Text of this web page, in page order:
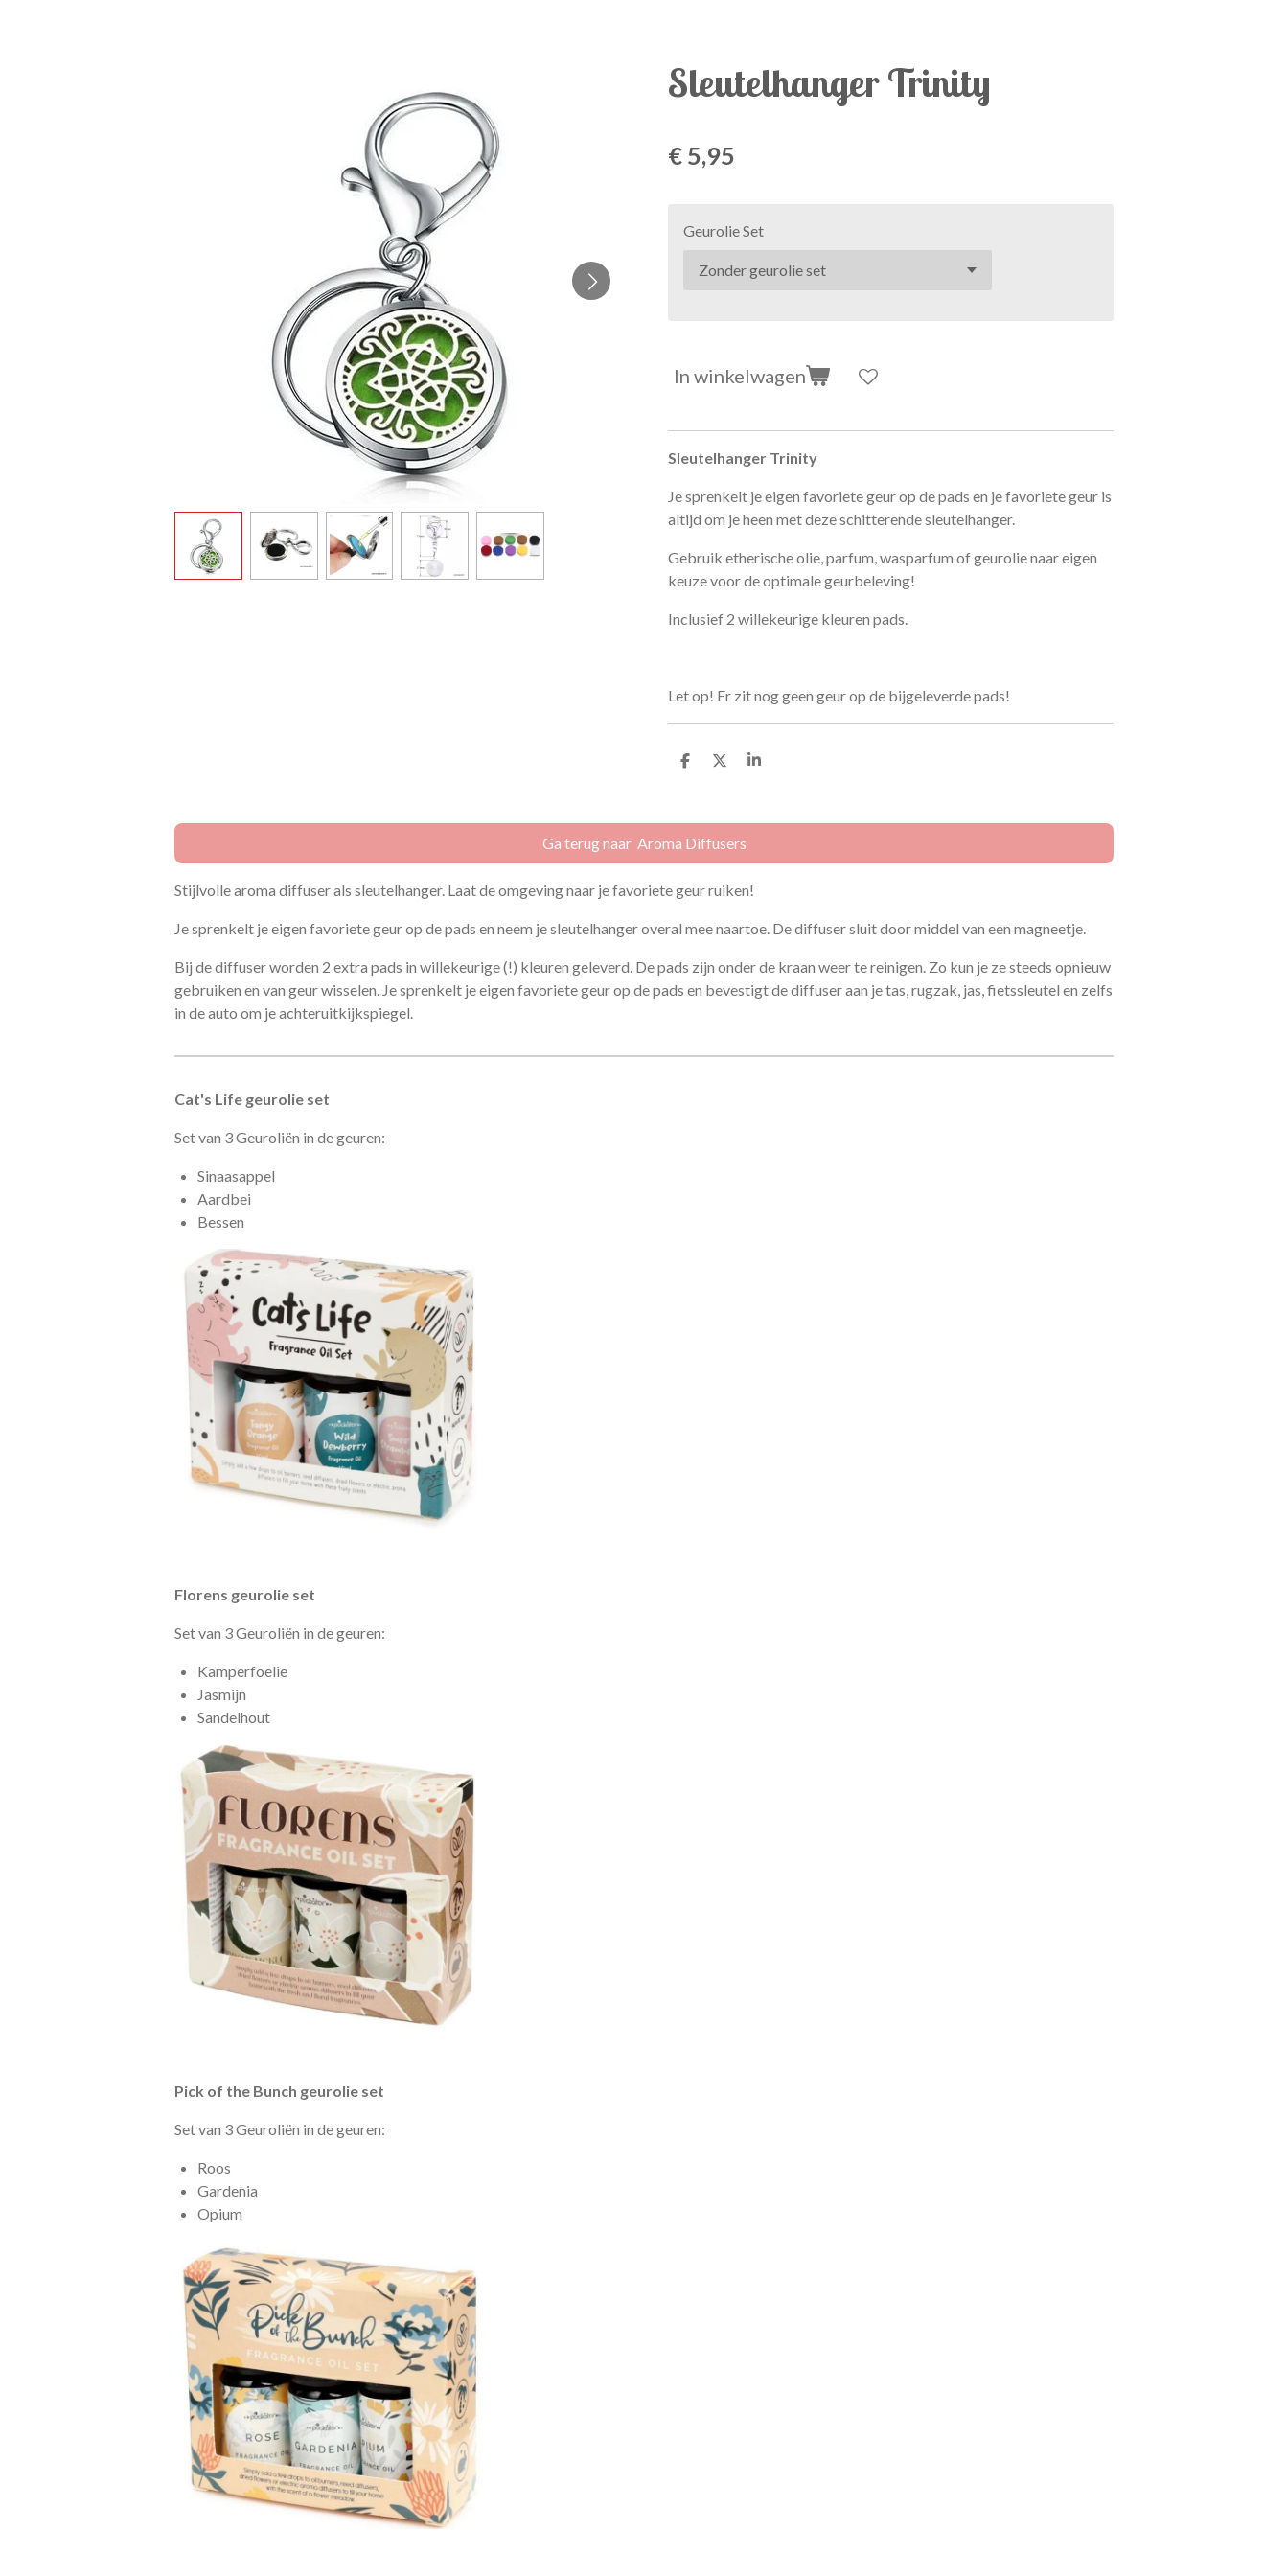
Sleutelhanger Trinity
€ 5,95
Geurolie Set
In winkelwagen
Sleutelhanger Trinity
Je sprenkelt je eigen favoriete geur op de pads en je favoriete geur is
altijd om je heen met deze schitterende sleutelhanger.
Gebruik etherische olie, parfum, wasparfum of geurolie naar eigen
keuze voor de optimale geurbeleving!
Inclusief 2 willekeurige kleuren pads.
Let op! Er zit nog geen geur op de bijgeleverde pads!
D
n
D
S
e
Ga terug naar Aroma Diffusers
Stijlvolle aroma diffuser als sleutelhanger. Laat de omgeving naar je favoriete geur ruiken!
Je sprenkelt je eigen favoriete geur op de pads en neem je sleutelhanger overal mee naartoe. De diffuser sluit door middel van een magneetje.
Bij de diffuser worden 2 extra pads in willekeurige (!) kleuren geleverd. De pads zijn onder de kraan weer te reinigen. Zo kun je ze steeds opnieuw
gebruiken en van geur wisselen. Je sprenkelt je eigen favoriete geur op de pads en bevestigt de diffuser aan je tas, rugzak, jas, fietssleutel en zelfs
in de auto om je achteruitkijkspiegel.
Cat's Life geurolie set
Set van 3 Geuroliën in de geuren:
Sinaasappel
Aardbei
Bessen
Florens geurolie set
Set van 3 Geuroliën in de geuren:
Kamperfoelie
Jasmijn
Sandelhout
Pick of the Bunch geurolie set
Set van 3 Geuroliën in de geuren:
Roos
Gardenia
Opium